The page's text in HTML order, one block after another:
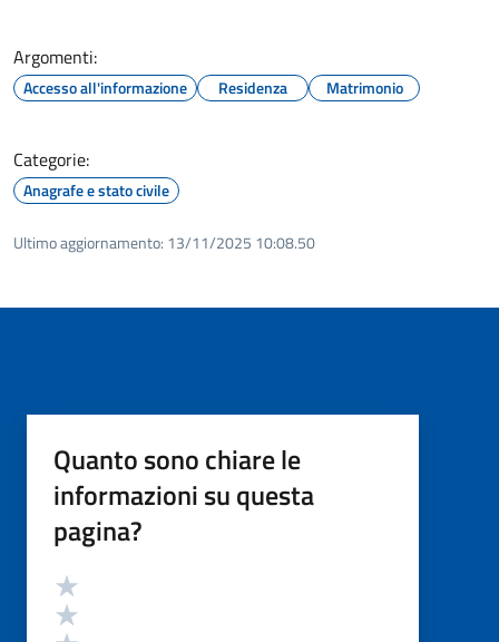
Argomenti:
Accesso all'informazione Residenza Matrimonio
Categorie:
Anagrafe e stato civile
Ultimo aggiornamento: 13/11/2025 10:08.50
Quanto sono chiare le
informazioni su questa
pagina?
Valutazione